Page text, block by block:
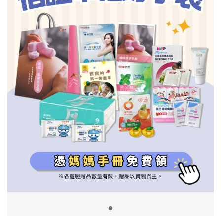
信誼基金會
2022信誼年度報告
2023信誼年度報告
2024信誼年度報告
附設幼兒園
小袋鼠幼師網